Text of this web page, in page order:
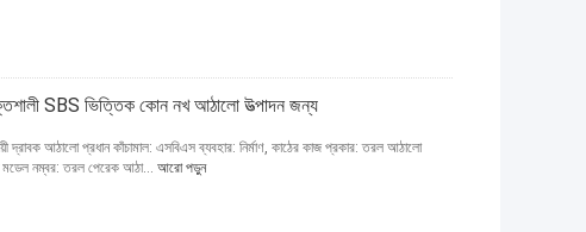
SBS ভিত্তিক কোন নখ আঠালো উত্পাদন জন্য
দ্রাবক আঠালো প্রধান কাঁচামাল: এসবিএস ব্যবহার: নির্মাণ, কাঠের কাজ প্রকার: তরল আঠালো
মডেল নম্বর: তরল পেরেক আঠা... আরো পড়ুন